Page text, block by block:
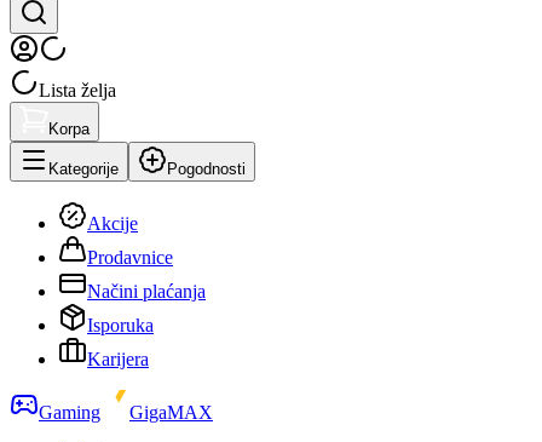
Lista želja
Korpa
Kategorije Pogodnosti
Akcije
Prodavnice
Načini plaćanja
Isporuka
Karijera
Gaming
GigaMAX